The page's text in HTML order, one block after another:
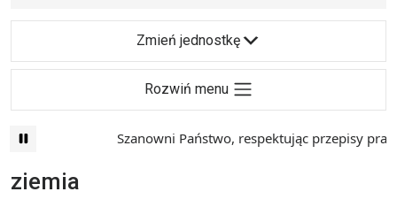
Main Navigation
Zmień jednostkę
Rozwiń menu
Szanowni Państwo, respektując przepisy
ziemia